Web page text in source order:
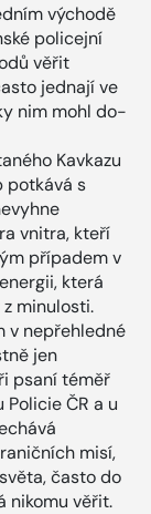
východě
policejní
věřit
jednají ve
nim mohl do­
Kavkazu
potkává s
vnitra, kteří
případem v
která
mi­nulosti.
v nepřehledné
jen
psaní téměř
ČR a u
misí,
často do
nikomu věřit.